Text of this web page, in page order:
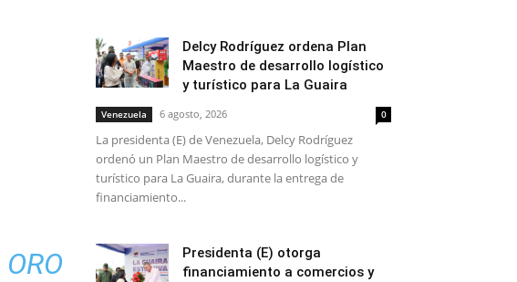
Delcy Rodríguez ordena Plan
Maestro de desarrollo logístico
y turístico para La Guaira
Venezuela 6 agosto, 2026 0
La presidenta (E) de Venezuela, Delcy Rodríguez
ordenó un Plan Maestro de desarrollo logístico y
turístico para La Guaira, durante la entrega de
financiamiento...
Presidenta (E) otorga
financiamiento a comercios y